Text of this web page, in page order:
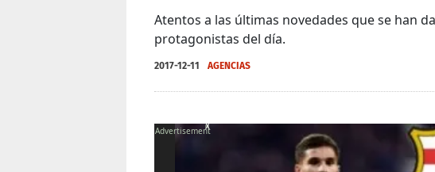
Atentos a las últimas novedades que se han
protagonistas del día.
2017-12-11 AGENCIAS
X